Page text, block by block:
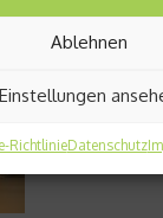
Ablehnen
Einstellungen
RichtlinieDatenschutz
Stuhlgang – wie